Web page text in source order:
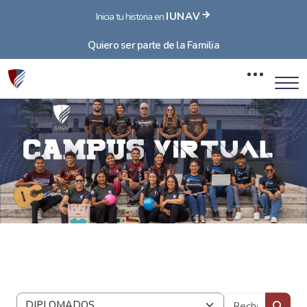
Inicia tu historia en IUNAV
Quiero ser parte de la Familia
Blocs
Blocs